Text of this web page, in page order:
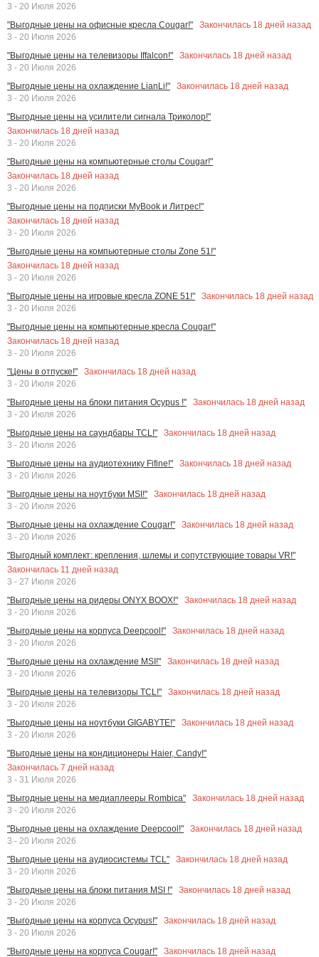
3 - 20 Июля 2026
"Выгодные цены на офисные кресла Cougar!"
Закончилась 18 дней назад
3 - 20 Июля 2026
"Выгодные цены на телевизоры Iffalcon!"
Закончилась 18 дней назад
3 - 20 Июля 2026
"Выгодные цены на охлаждение LianLi!"
Закончилась 18 дней назад
3 - 20 Июля 2026
"Выгодные цены на усилители сигнала Триколор!"
Закончилась 18 дней назад
3 - 20 Июля 2026
"Выгодные цены на компьютерные столы Cougar!"
Закончилась 18 дней назад
3 - 20 Июля 2026
"Выгодные цены на подписки MyBook и Литрес!"
Закончилась 18 дней назад
3 - 20 Июля 2026
"Выгодные цены на компьютерные столы Zone 51!"
Закончилась 18 дней назад
3 - 20 Июля 2026
"Выгодные цены на игровые кресла ZONE 51!"
Закончилась 18 дней назад
3 - 20 Июля 2026
"Выгодные цены на компьютерные кресла Cougar!"
Закончилась 18 дней назад
3 - 20 Июля 2026
"Цены в отпуске!"
Закончилась 18 дней назад
3 - 20 Июля 2026
"Выгодные цены на блоки питания Ocypus !"
Закончилась 18 дней назад
3 - 20 Июля 2026
"Выгодные цены на саундбары TCL!"
Закончилась 18 дней назад
3 - 20 Июля 2026
"Выгодные цены на аудиотехнику Fifine!"
Закончилась 18 дней назад
3 - 20 Июля 2026
"Выгодные цены на ноутбуки MSI!"
Закончилась 18 дней назад
3 - 20 Июля 2026
"Выгодные цены на охлаждение Cougar!"
Закончилась 18 дней назад
3 - 20 Июля 2026
"Выгодный комплект: крепления, шлемы и сопутствующие товары VR!"
Закончилась 11 дней назад
3 - 27 Июля 2026
"Выгодные цены на ридеры ONYX BOOX!"
Закончилась 18 дней назад
3 - 20 Июля 2026
"Выгодные цены на корпуса Deepcool!"
Закончилась 18 дней назад
3 - 20 Июля 2026
"Выгодные цены на охлаждение MSI!"
Закончилась 18 дней назад
3 - 20 Июля 2026
"Выгодные цены на телевизоры TCL!"
Закончилась 18 дней назад
3 - 20 Июля 2026
"Выгодные цены на ноутбуки GIGABYTE!"
Закончилась 18 дней назад
3 - 20 Июля 2026
"Выгодные цены на кондиционеры Haier, Candy!"
Закончилась 7 дней назад
3 - 31 Июля 2026
"Выгодные цены на медиаплееры Rombica"
Закончилась 18 дней назад
3 - 20 Июля 2026
"Выгодные цены на охлаждение Deepcool!"
Закончилась 18 дней назад
3 - 20 Июля 2026
"Выгодные цены на аудиосистемы TCL"
Закончилась 18 дней назад
3 - 20 Июля 2026
"Выгодные цены на блоки питания MSI !"
Закончилась 18 дней назад
3 - 20 Июля 2026
"Выгодные цены на корпуса Ocypus!"
Закончилась 18 дней назад
3 - 20 Июля 2026
"Выгодные цены на корпуса Cougar!"
Закончилась 18 дней назад